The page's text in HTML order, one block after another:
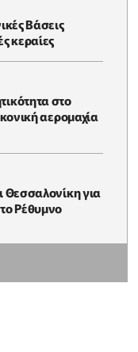
Βάσεις
κεραίες
στο
αερομαχία
Θεσσαλονίκη για
Ρέθυμνο